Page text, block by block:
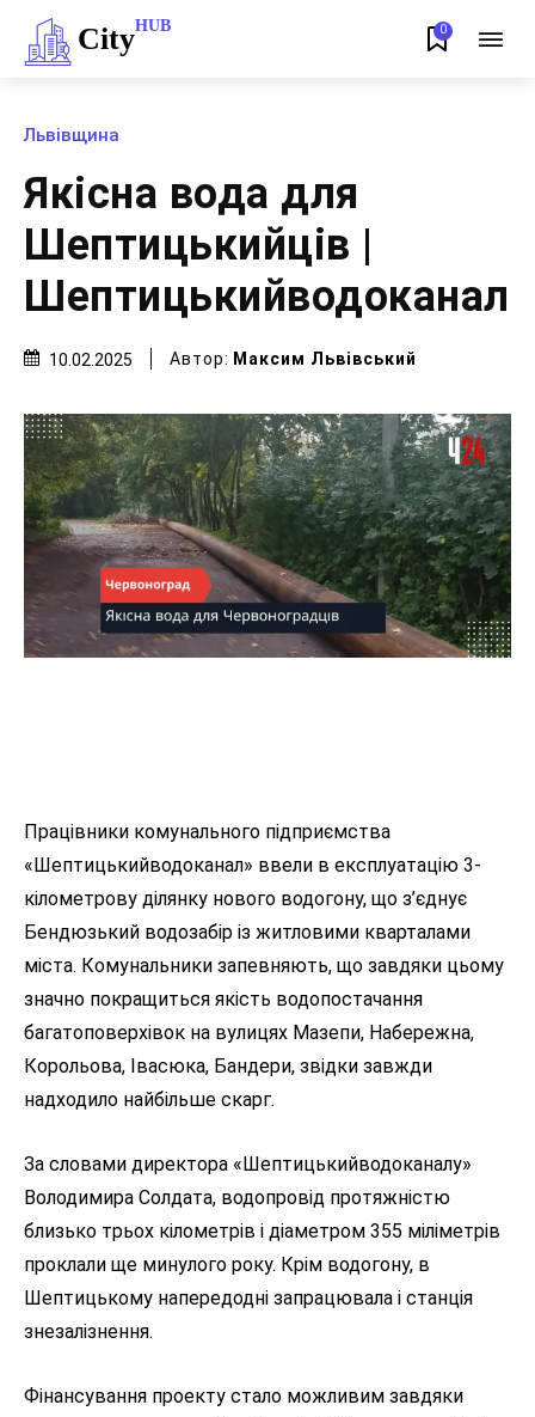
CityHUB 0
Львівщина
Якісна вода для
Шептицькийців |
Шептицькийводоканал
10.02.2025 Автор: Максим Львівський
Працівники комунального підприємства
«Шептицькийводоканал» ввели в експлуатацію 3-
кілометрову ділянку нового водогону, що з’єднує
Бендюзький водозабір із житловими кварталами
міста. Комунальники запевняють, що завдяки цьому
значно покращиться якість водопостачання
багатоповерхівок на вулицях Мазепи, Набережна,
Корольова, Івасюка, Бандери, звідки завжди
надходило найбільше скарг.
За словами директора «Шептицькийводоканалу»
Володимира Солдата, водопровід протяжністю
близько трьох кілометрів і діаметром 355 міліметрів
проклали ще минулого року. Крім водогону, в
Шептицькому напередодні запрацювала і станція
знезалізнення.
Фінансування проекту стало можливим завдяки